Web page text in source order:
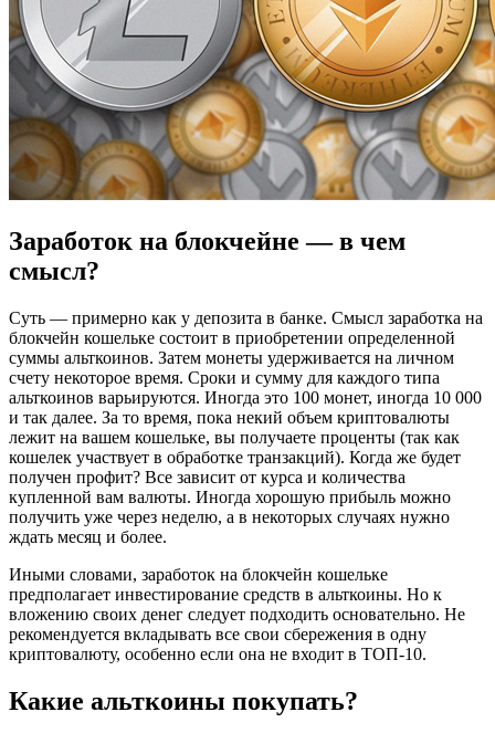
Заработок на блокчейне — в чем
смысл?
Суть — примерно как у депозита в банке. Смысл заработка на
блокчейн кошельке состоит в приобретении определенной
суммы альткоинов. Затем монеты удерживается на личном
счету некоторое время. Сроки и сумму для каждого типа
альткоинов варьируются. Иногда это 100 монет, иногда 10 000
и так далее. За то время, пока некий объем криптовалюты
лежит на вашем кошельке, вы получаете проценты (так как
кошелек участвует в обработке транзакций). Когда же будет
получен профит? Все зависит от курса и количества
купленной вам валюты. Иногда хорошую прибыль можно
получить уже через неделю, а в некоторых случаях нужно
ждать месяц и более.
Иными словами, заработок на блокчейн кошельке
предполагает инвестирование средств в альткоины. Но к
вложению своих денег следует подходить основательно. Не
рекомендуется вкладывать все свои сбережения в одну
криптовалюту, особенно если она не входит в ТОП-10.
Какие альткоины покупать?